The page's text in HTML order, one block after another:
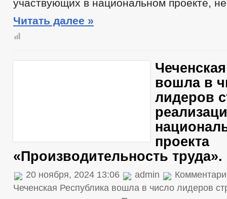
участвующих в национальном проекте,
Читать далее »
вошла в
лидеров
проекта
«Производительность труда».
20 ноября, 2024 13:06 admin
Чеченская Республика вошла в число лидеров